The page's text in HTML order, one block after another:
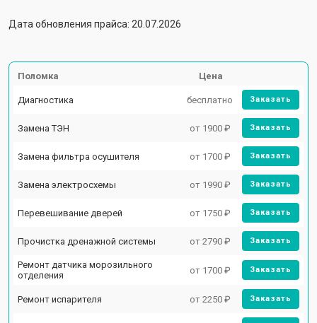
Дата обновления прайса: 20.07.2026
Поломка Цена
Диагностика бесплатно Заказать
Замена ТЭН от 1900 ₽ Заказать
Замена фильтра осушителя от 1700 ₽ Заказать
Замена электросхемы от 1990 ₽ Заказать
Перевешивание дверей от 1750 ₽ Заказать
Прочистка дренажной системы от 2790 ₽ Заказать
Ремонт датчика морозильного
отделения
от 1700 ₽ Заказать
Ремонт испарителя от 2250 ₽ Заказать